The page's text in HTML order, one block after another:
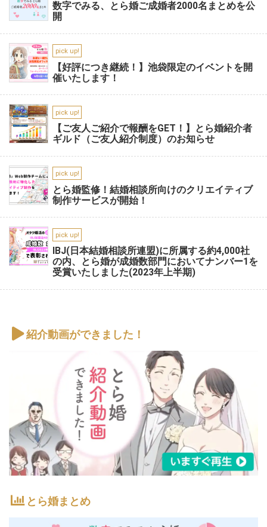
数字でみる、とら婚ご成婚者2000名まとめを公
開
pick up!
【好評につき継続！】池袋限定のイベントを開
催いたします！
pick up!
【ご友人ご紹介で報酬をGET！】とら婚紹介者
ギルド（ご友人紹介制度）のお知らせ
pick up!
とら婚監修！結婚相談所向けのクリエイティブ
制作サービスが開始！
pick up!
IBJ(日本結婚相談所連盟)に所属する約4,000社
の内、とら婚が成婚数部門においてナンバー1を
受賞いたしました(2023年上半期)
紹介動画ができました！
とら婚まとめ